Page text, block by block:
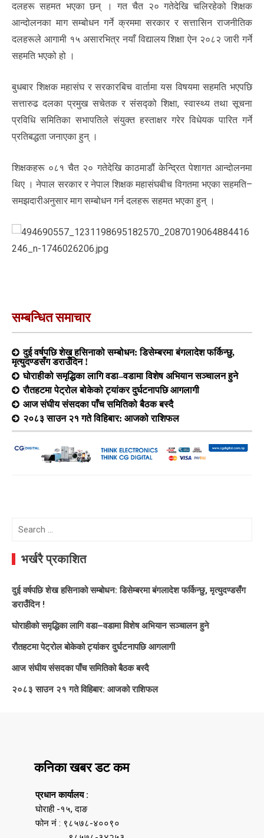
दलहरू सहमत भएका छन् । गत चैत २० गतेदेखि चलिरहेको शिक्षक
आन्दोलनका माग सम्बोधन गर्ने क्रममा सरकार र सत्तासिन राजनीतिक
दलहरूले आगामी १५ असारभित्र नयाँ विद्यालय शिक्षा ऐन २०८२ जारी गर्ने
सहमति भएको हो ।
बुधबार शिक्षक महासंघ र सरकारबिच वार्तामा यस विषयमा सहमति भएपछि
सत्तारुढ दलका प्रमुख सचेतक र संसद्को शिक्षा, स्वास्थ्य तथा सूचना
प्रविधि समितिका सभापतिले संयुक्त हस्ताक्षर गरेर विधेयक पारित गर्ने
प्रतिबद्धता जनाएका हुन् ।
शिक्षकहरू ०८१ चैत २० गतेदेखि काठमाडौं केन्द्रित पेशागत आन्दोलनमा
थिए । नेपाल सरकार र नेपाल शिक्षक महासंघबीच विगतमा भएका सहमति–
समझदारीअनुसार माग सम्बोधन गर्न दलहरू सहमत भएका हुन् ।
सम्बन्धित समाचार
दुई वर्षपछि शेख हसिनाको सम्बोधन: डिसेम्बरमा बंगलादेश फर्किन्छु,
मृत्युदण्डसँग डराउँदिन !
घोराहीको समृद्धिका लागि वडा–वडामा विशेष अभियान सञ्चालन हुने
रौतहटमा पेट्रोल बोकेको ट्यांकर दुर्घटनापछि आगलागी
आज संघीय संसदका पाँच समितिको बैठक बस्दै
२०८३ साउन २१ गते विहिबार: आजको राशिफल
Search
भर्खरै प्रकाशित
दुई वर्षपछि शेख हसिनाको सम्बोधन: डिसेम्बरमा बंगलादेश फर्किन्छु, मृत्युदण्डसँग
डराउँदिन !
घोराहीको समृद्धिका लागि वडा–वडामा विशेष अभियान सञ्चालन हुने
रौतहटमा पेट्रोल बोकेको ट्यांकर दुर्घटनापछि आगलागी
आज संघीय संसदका पाँच समितिको बैठक बस्दै
२०८३ साउन २१ गते विहिबार: आजको राशिफल
कनिका खबर डट कम
प्रधान कार्यालय :
घोराही -१५, दाङ
फोन नं : ९८५७८-४००९०